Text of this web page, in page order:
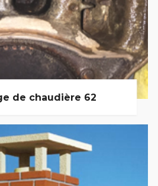
de chaudière 62